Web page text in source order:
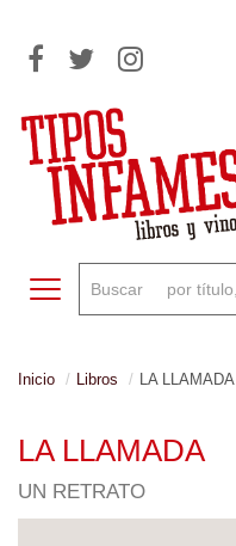
Toggle navigation
Inicio Libros LA LLAMADA
LA LLAMADA
UN RETRATO